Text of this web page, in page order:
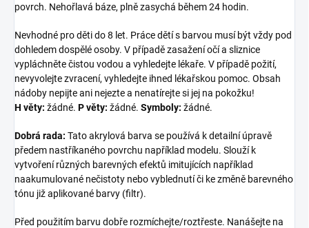
povrch. Nehořlavá báze, plně zasychá během 24 hodin.
Nevhodné pro děti do 8 let. Práce dětí s barvou musí být vždy pod
dohledem dospělé osoby. V případě zasažení očí a sliznice
vypláchněte čistou vodou a vyhledejte lékaře. V případě požití,
nevyvolejte zvracení, vyhledejte ihned lékařskou pomoc. Obsah
nádoby nepijte ani nejezte a nenatírejte si jej na pokožku!
H věty: žádné. P věty: žádné. Symboly: žádné.
Dobrá rada: Tato akrylová barva se používá k detailní úpravě
předem nastříkaného povrchu například modelu. Slouží k
vytvoření různých barevných efektů imitujících například
naakumulované nečistoty nebo vyblednutí či ke změně barevného
tónu již aplikované barvy (filtr).
Před použitím barvu dobře rozmíchejte/roztřeste. Nanášejte na